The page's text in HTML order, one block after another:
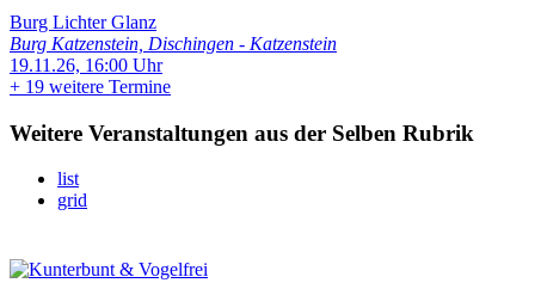
Burg Lichter Glanz
Burg Katzenstein, Dischingen - Katzenstein
19.11.26, 16:00 Uhr
+ 19 weitere Termine
Weitere Veranstaltungen aus der Selben Rubrik
list
grid